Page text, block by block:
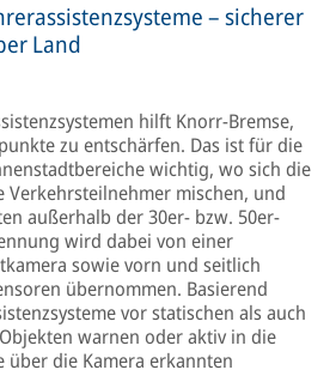
– sicherer
Land
hilft Knorr-Bremse,
zu entschärfen. Das ist für die
wichtig, wo sich die
Verkehrsteilnehmer mischen, und
außerhalb der 30er- bzw. 50er-
wird dabei von einer
sowie vorn und seitlich
übernommen. Basierend
vor statischen als auch
warnen oder aktiv in die
über die Kamera erkannten